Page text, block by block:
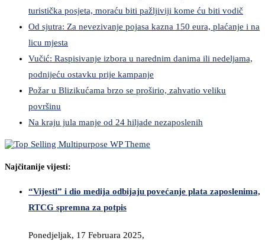
turistička posjeta, moraću biti pažljiviji kome ću biti vodič
Od sjutra: Za nevezivanje pojasa kazna 150 eura, plaćanje i na
licu mjesta
Vučić: Raspisivanje izbora u narednim danima ili nedeljama,
podnijeću ostavku prije kampanje
Požar u Blizikućama brzo se proširio, zahvatio veliku
površinu
Na kraju jula manje od 24 hiljade nezaposlenih
Najčitanije vijesti:
“Vijesti” i dio medija odbijaju povećanje plata zaposlenima,
RTCG spremna za potpis
Ponedjeljak, 17 Februara 2025,